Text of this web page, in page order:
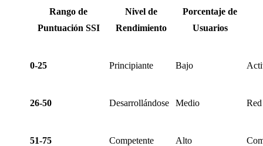
Rango de
Puntuación SSI
Nivel de
Rendimiento
Porcentaje de
Usuarios
0-25 Principiante Bajo
26-50 Desarrollándose Medio
51-75 Competente Alto